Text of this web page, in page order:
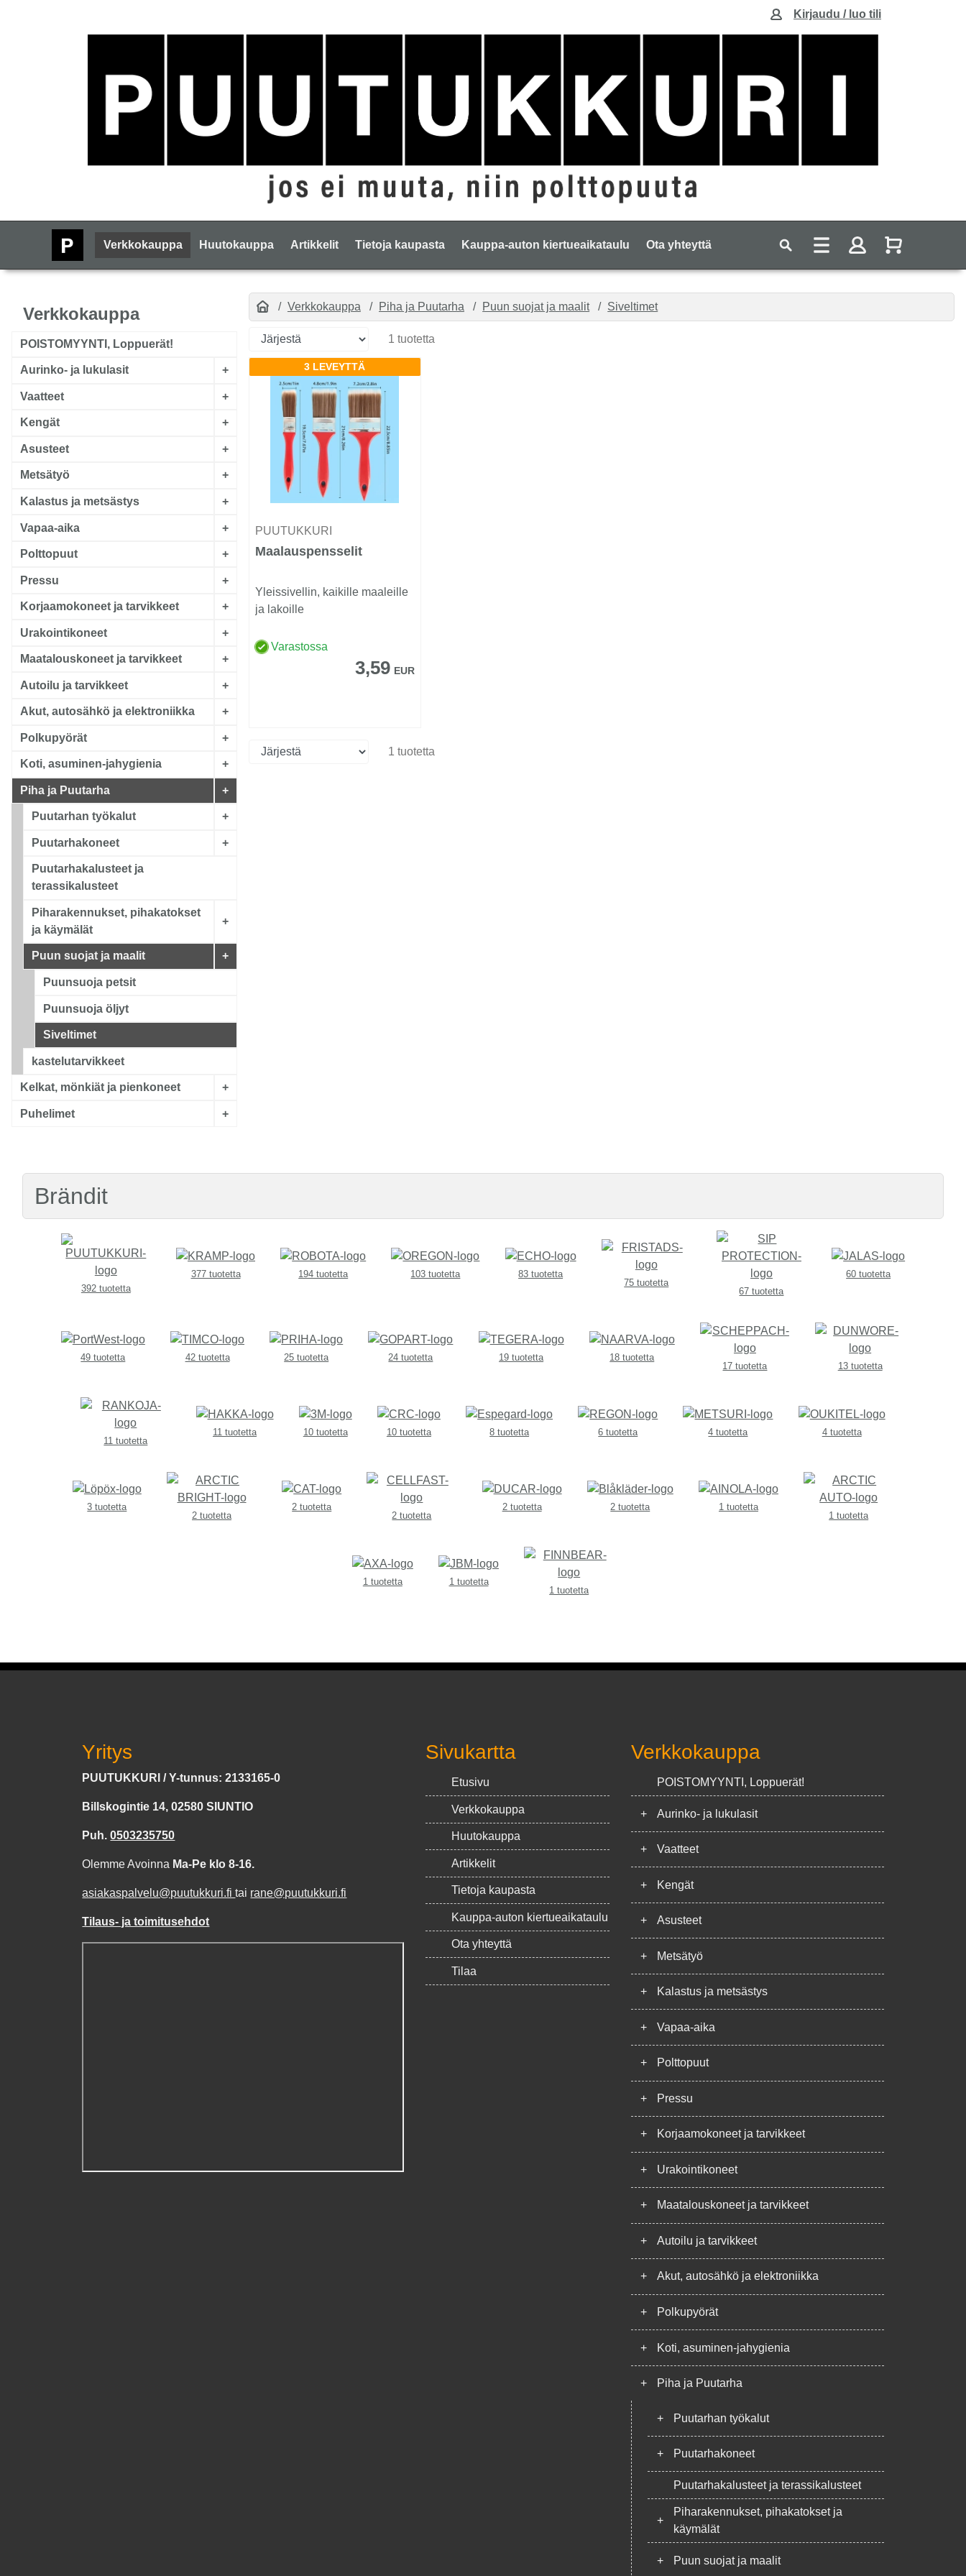
Kirjaudu / luo tili
Verkkokauppa Huutokauppa Artikkelit Tietoja kaupasta Kauppa-auton kiertueaikataulu Ota yhteyttä
Verkkokauppa
POISTOMYYNTI, Loppuerät!
Aurinko- ja lukulasit +
Vaatteet +
Kengät +
Asusteet +
Metsätyö +
Kalastus ja metsästys +
Vapaa-aika +
Polttopuut +
Pressu +
Korjaamokoneet ja tarvikkeet +
Urakointikoneet +
Maatalouskoneet ja tarvikkeet +
Autoilu ja tarvikkeet +
Akut, autosähkö ja elektroniikka +
Polkupyörät +
Koti, asuminen-jahygienia +
Piha ja Puutarha +
Puutarhan työkalut +
Puutarhakoneet +
Puutarhakalusteet ja
terassikalusteet
Piharakennukset, pihakatokset
ja käymälät
+
Puun suojat ja maalit +
Puunsuoja petsit
Puunsuoja öljyt
Siveltimet
kastelutarvikkeet
Kelkat, mönkiät ja pienkoneet +
Puhelimet +
Verkkokauppa Piha ja Puutarha Puun suojat ja maalit Siveltimet
1 tuotetta
3 LEVEYTTÄ
PUUTUKKURI
Maalauspensselit
Yleissivellin, kaikille maaleille
ja lakoille
Varastossa
3,59 EUR
1 tuotetta
Brändit
392 tuotetta
377 tuotetta 194 tuotetta 103 tuotetta
83 tuotetta
75 tuotetta
67 tuotetta
60 tuotetta
49 tuotetta 42 tuotetta 25 tuotetta 24 tuotetta 19 tuotetta
18 tuotetta
17 tuotetta
13 tuotetta
11 tuotetta
11 tuotetta 10 tuotetta 10 tuotetta 8 tuotetta 6 tuotetta 4 tuotetta 4 tuotetta
3 tuotetta
2 tuotetta
2 tuotetta
2 tuotetta
2 tuotetta 2 tuotetta
1 tuotetta
1 tuotetta
1 tuotetta
1 tuotetta
1 tuotetta
Yritys
PUUTUKKURI / Y-tunnus: 2133165-0
Billskogintie 14, 02580 SIUNTIO
Puh.0503235750
Olemme Avoinna Ma-Pe klo 8-16.
asiakaspalvelu@puutukkuri.fitai rane@puutukkuri.fi
Tilaus- ja toimitusehdot
Sivukartta
Etusivu
Verkkokauppa
Huutokauppa
Artikkelit
Tietoja kaupasta
Kauppa-auton kiertueaikataulu
Ota yhteyttä
Tilaa
Verkkokauppa
POISTOMYYNTI, Loppuerät!
+ Aurinko- ja lukulasit
+ Vaatteet
+ Kengät
+ Asusteet
+ Metsätyö
+ Kalastus ja metsästys
+ Vapaa-aika
+ Polttopuut
+ Pressu
+ Korjaamokoneet ja tarvikkeet
+ Urakointikoneet
+ Maatalouskoneet ja tarvikkeet
+ Autoilu ja tarvikkeet
+ Akut, autosähkö ja elektroniikka
+ Polkupyörät
+ Koti, asuminen-jahygienia
+ Piha ja Puutarha
+ Puutarhan työkalut
+ Puutarhakoneet
Puutarhakalusteet ja terassikalusteet
+
Piharakennukset, pihakatokset ja
käymälät
+ Puun suojat ja maalit